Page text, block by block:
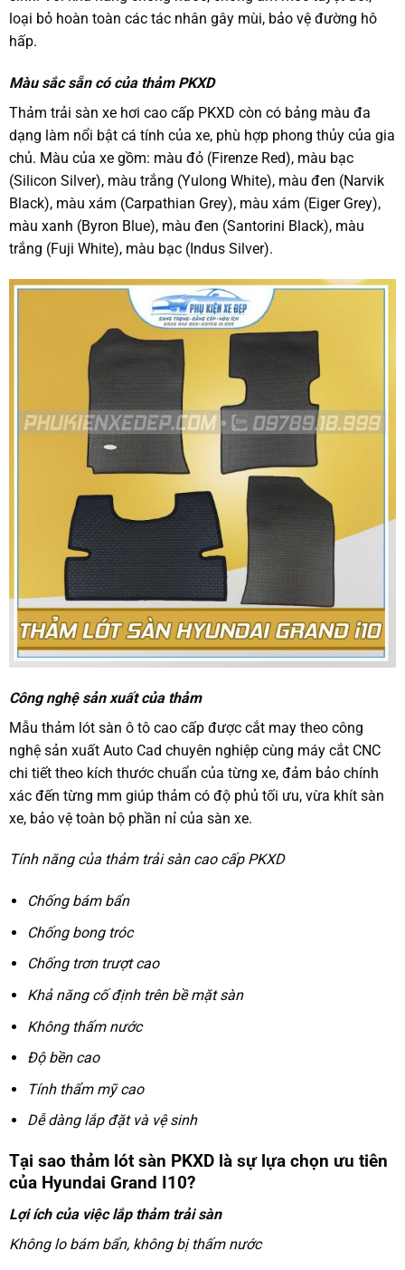
loại bỏ hoàn toàn các tác nhân gây mùi, bảo vệ đường hô
hấp.
Màu sắc sẵn có của thảm PKXD
Thảm trải sàn xe hơi cao cấp PKXD còn có bảng màu đa
dạng làm nổi bật cá tính của xe, phù hợp phong thủy của gia
chủ. Màu của xe gồm: màu đỏ (Firenze Red), màu bạc
(Silicon Silver), màu trắng (Yulong White), màu đen (Narvik
Black), màu xám (Carpathian Grey), màu xám (Eiger Grey),
màu xanh (Byron Blue), màu đen (Santorini Black), màu
trắng (Fuji White), màu bạc (Indus Silver).
Công nghệ sản xuất của thảm
Mẫu thảm lót sàn ô tô cao cấp được cắt may theo công
nghệ sản xuất Auto Cad chuyên nghiệp cùng máy cắt CNC
chi tiết theo kích thước chuẩn của từng xe, đảm bảo chính
xác đến từng mm giúp thảm có độ phủ tối ưu, vừa khít sàn
xe, bảo vệ toàn bộ phần nỉ của sàn xe.
Tính năng của thảm trải sàn cao cấp PKXD
Chống bám bẩn
Chống bong tróc
Chống trơn trượt cao
Khả năng cố định trên bề mặt sàn
Không thấm nước
Độ bền cao
Tính thẩm mỹ cao
Dễ dàng lắp đặt và vệ sinh
Tại sao thảm lót sàn PKXD là sự lựa chọn ưu tiên
của Hyundai Grand I10?
Lợi ích của việc lắp thảm trải sàn
Không lo bám bẩn, không bị thấm nước